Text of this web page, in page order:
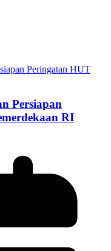
Persiapan
RI